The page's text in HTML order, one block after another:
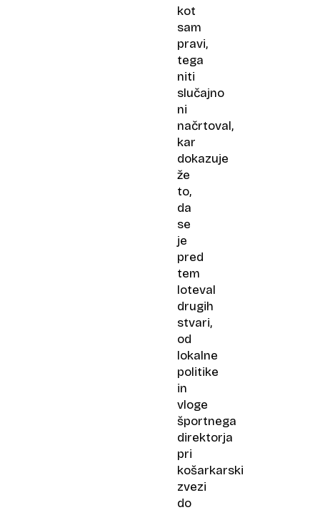
kot
sam
pravi,
tega
niti
slučajno
ni
načrtoval,
kar
dokazuje
že
to,
da
se
je
pred
tem
loteval
drugih
stvari,
od
lokalne
politike
in
vloge
športnega
direktorja
pri
košarkarski
zvezi
do